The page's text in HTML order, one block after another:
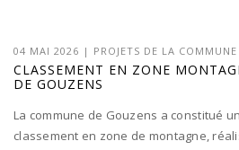
04 MAI 2026 | PROJETS DE LA COMMUNE
CLASSEMENT EN ZONE
DE GOUZENS
La commune de Gouzens a constitué
classement en zone de montagne,